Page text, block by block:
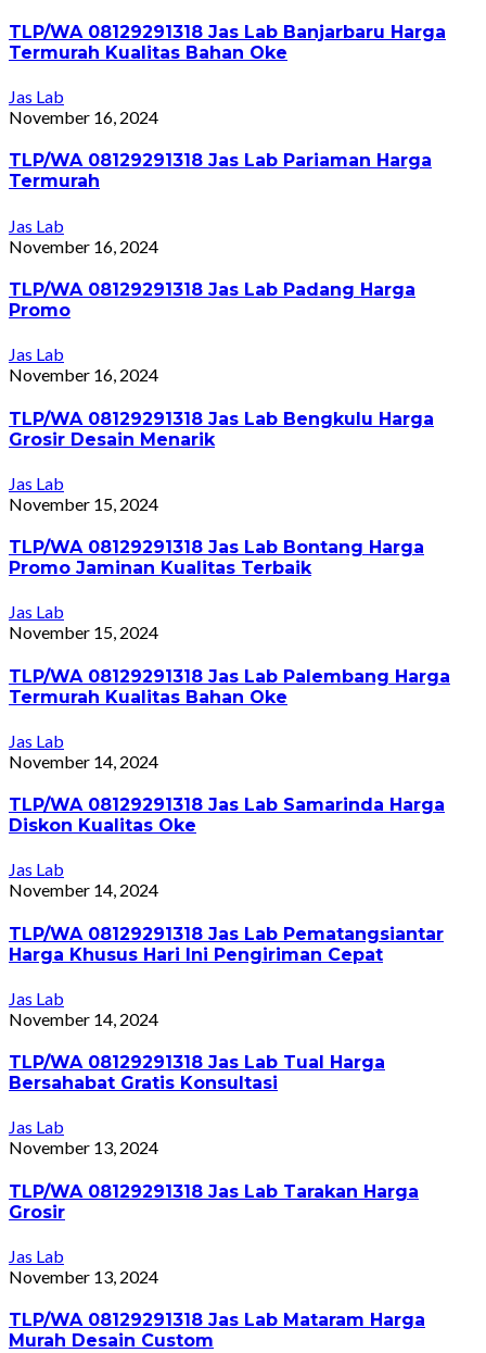
TLP/WA 08129291318 Jas Lab Banjarbaru Harga
Termurah Kualitas Bahan Oke
Jas Lab
November 16, 2024
TLP/WA 08129291318 Jas Lab Pariaman Harga
Termurah
Jas Lab
November 16, 2024
TLP/WA 08129291318 Jas Lab Padang Harga
Promo
Jas Lab
November 16, 2024
TLP/WA 08129291318 Jas Lab Bengkulu Harga
Grosir Desain Menarik
Jas Lab
November 15, 2024
TLP/WA 08129291318 Jas Lab Bontang Harga
Promo Jaminan Kualitas Terbaik
Jas Lab
November 15, 2024
TLP/WA 08129291318 Jas Lab Palembang Harga
Termurah Kualitas Bahan Oke
Jas Lab
November 14, 2024
TLP/WA 08129291318 Jas Lab Samarinda Harga
Diskon Kualitas Oke
Jas Lab
November 14, 2024
TLP/WA 08129291318 Jas Lab Pematangsiantar
Harga Khusus Hari Ini Pengiriman Cepat
Jas Lab
November 14, 2024
TLP/WA 08129291318 Jas Lab Tual Harga
Bersahabat Gratis Konsultasi
Jas Lab
November 13, 2024
TLP/WA 08129291318 Jas Lab Tarakan Harga
Grosir
Jas Lab
November 13, 2024
TLP/WA 08129291318 Jas Lab Mataram Harga
Murah Desain Custom